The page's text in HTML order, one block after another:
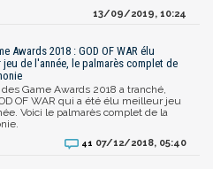
13/09/2019, 10:24
Awards 2018 : GOD OF WAR élu
jeu de l'année, le palmarès complet de
Game Awards 2018 a tranché,
OF WAR qui a été élu meilleur jeu
Voici le palmarès complet de la
41 07/12/2018, 05:40